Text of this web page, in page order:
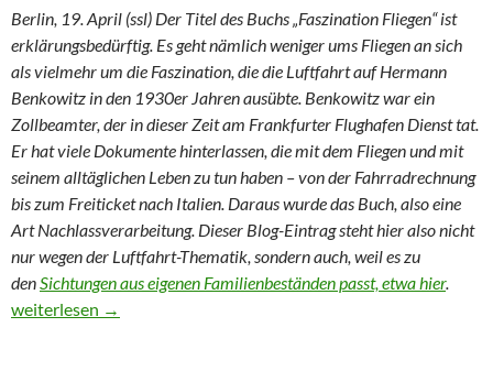
Berlin, 19. April (ssl) Der Titel des Buchs „Faszination Fliegen“ ist
erklärungsbedürftig. Es geht nämlich weniger ums Fliegen an sich
als vielmehr um die Faszination, die die Luftfahrt auf Hermann
Benkowitz in den 1930er Jahren ausübte. Benkowitz war ein
Zollbeamter, der in dieser Zeit am Frankfurter Flughafen Dienst tat.
Er hat viele Dokumente hinterlassen, die mit dem Fliegen und mit
seinem alltäglichen Leben zu tun haben – von der Fahrradrechnung
bis zum Freiticket nach Italien. Daraus wurde das Buch, also eine
Art Nachlassverarbeitung. Dieser Blog-Eintrag steht hier also nicht
nur wegen der Luftfahrt-Thematik, sondern auch, weil es zu
den Sichtungen aus eigenen Familienbeständen passt, etwa hier.
Luftfahrt und Drittes Reich
weiterlesen →